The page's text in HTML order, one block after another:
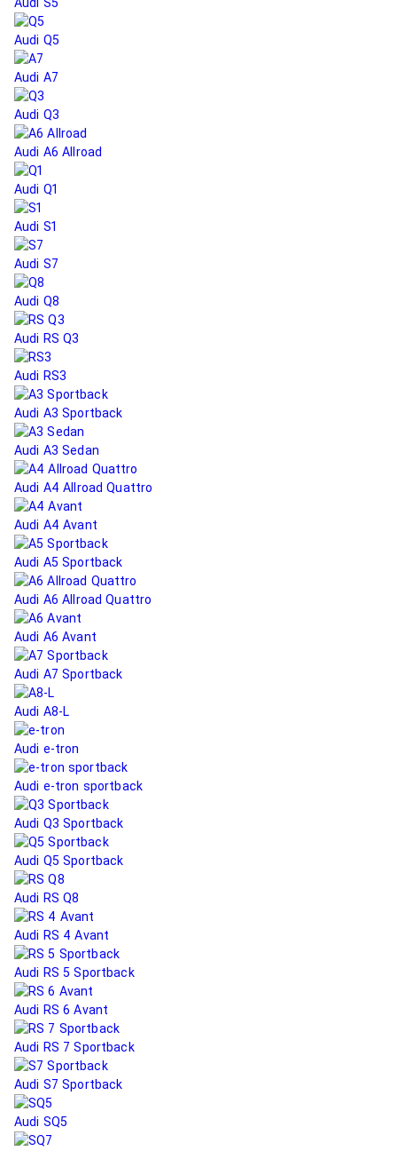
Audi Q5
Audi A7
Audi Q3
Audi A6 Allroad
Audi Q1
Audi S1
Audi S7
Audi Q8
Audi RS Q3
Audi RS3
Audi A3 Sportback
Audi A3 Sedan
Audi A4 Allroad Quattro
Audi A4 Avant
Audi A5 Sportback
Audi A6 Allroad Quattro
Audi A6 Avant
Audi A7 Sportback
Audi A8-L
Audi e-tron
Audi e-tron sportback
Audi Q3 Sportback
Audi Q5 Sportback
Audi RS Q8
Audi RS 4 Avant
Audi RS 5 Sportback
Audi RS 6 Avant
Audi RS 7 Sportback
Audi S7 Sportback
Audi SQ5